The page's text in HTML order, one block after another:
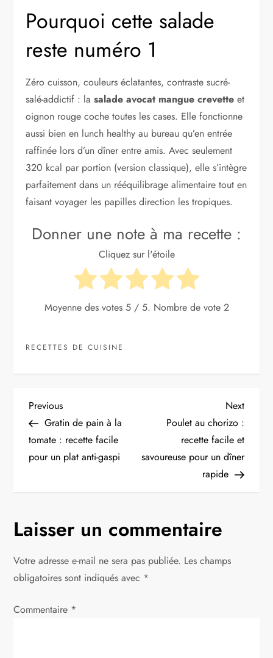
Pourquoi cette salade
reste numéro 1
Zéro cuisson, couleurs éclatantes, contraste sucré-
salé-addictif : lasalade avocat mangue crevette et
oignon rouge coche toutes les cases. Elle fonctionne
aussi bien en lunch healthy au bureau qu’en entrée
raffinée lors d’un dîner entre amis. Avec seulement
320 kcal par portion (version classique), elle s’intègre
parfaitement dans un rééquilibrage alimentaire tout en
faisant voyager les papilles direction les tropiques.
Donner une note à ma recette :
Cliquez sur l'étoile
Moyenne des votes 5/ 5. Nombre de vote 2
RECETTES DE CUISINE
N
a
v
g
a
t
i
Previous
Post
Previous
Gratin de pain à la
tomate : recette facile
pour un plat anti-gaspi
Next
Post
Next
Poulet au chorizo :
recette facile et
savoureuse pour un dîner
rapide
Laisser un commentaire
Votre adresse e-mail ne sera pas publiée. Les champs
obligatoires sont indiqués avec *
Commentaire *